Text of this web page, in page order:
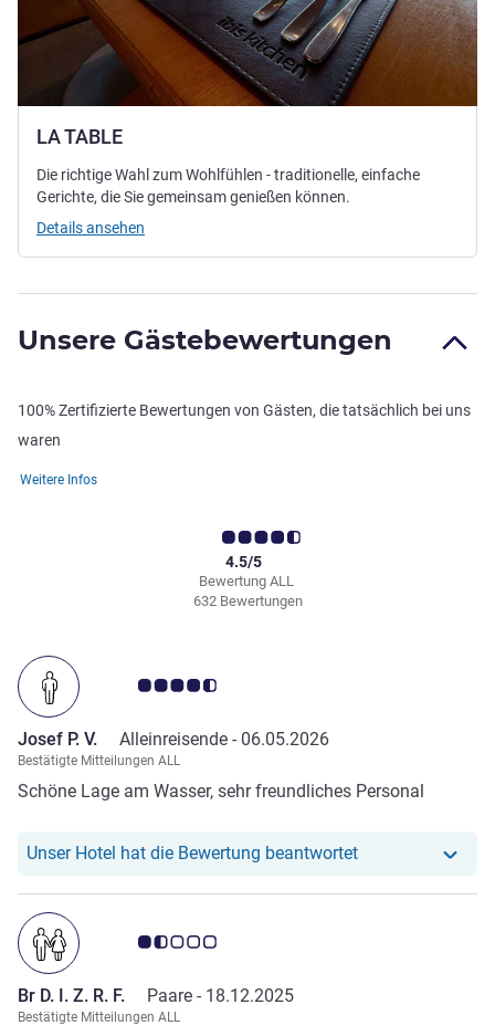
LA TABLE
Die richtige Wahl zum Wohlfühlen - traditionelle, einfache
Gerichte, die Sie gemeinsam genießen können.
Details ansehen
Unsere Gästebewertungen
100% Zertifizierte Bewertungen von Gästen, die tatsächlich bei uns
waren
Weitere Infos
Bewertung ALL
4.5/5
632 Bewertungen
Note Kundenmeinungen 4.5/5
Josef P. V. Alleinreisende - 06.05.2026
Bestätigte Mitteilungen ALL
Schöne Lage am Wasser, sehr freundliches Personal
Unser Hotel hat die Bewertung beantwortetUnser Hotel hat
Note Kundenmeinungen 1.5/5
Br D. I. Z. R. F. Paare - 18.12.2025
Bestätigte Mitteilungen ALL